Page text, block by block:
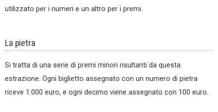
utilizzato per i numeri e un altro per i premi.
La pietra
Si tratta di una serie di premi minori risultanti da questa
estrazione. Ogni biglietto assegnato con un numero di pietra
riceve 1.000 euro, e ogni decimo viene assegnato con 100 euro.